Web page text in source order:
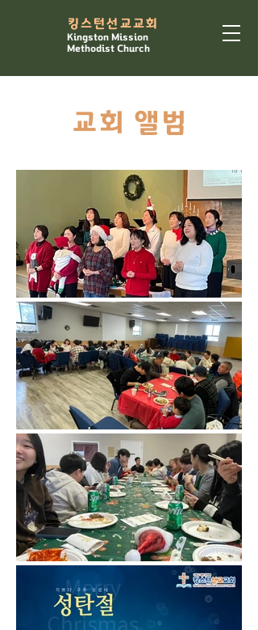
​킹스턴선교교회
Kingston Mission
Methodist Church
교회 앨범